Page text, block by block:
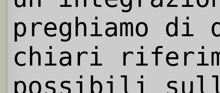
preghiamo
chiari
possibili